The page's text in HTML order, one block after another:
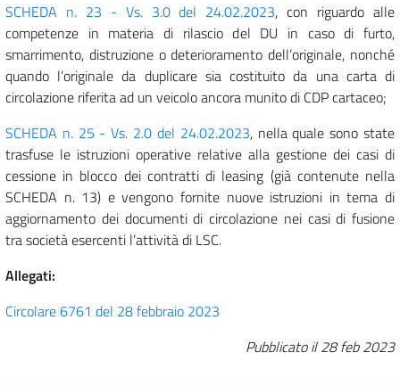
SCHEDA n. 23 - Vs. 3.0 del 24.02.2023, con riguardo alle
competenze in materia di rilascio del DU in caso di furto,
smarrimento, distruzione o deterioramento dell’originale, nonché
quando l’originale da duplicare sia costituito da una carta di
circolazione riferita ad un veicolo ancora munito di CDP cartaceo;
SCHEDA n. 25 - Vs. 2.0 del 24.02.2023, nella quale sono state
trasfuse le istruzioni operative relative alla gestione dei casi di
cessione in blocco dei contratti di leasing (già contenute nella
SCHEDA n. 13) e vengono fornite nuove istruzioni in tema di
aggiornamento dei documenti di circolazione nei casi di fusione
tra società esercenti l’attività di LSC.
Allegati:
Circolare 6761 del 28 febbraio 2023
Pubblicato il28 feb 2023